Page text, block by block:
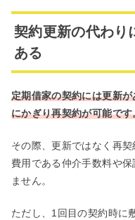
契約更新の代わり
ある
定期借家の契約には更新
にかぎり再契約が可能です
その際、更新ではなく再
費用である仲介手数料や
ません。
ただし、1回目の契約時に